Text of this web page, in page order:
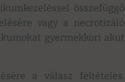
összefüggő
vagy a necrotizáló
gyermekkori akut
a válasz feltételes.